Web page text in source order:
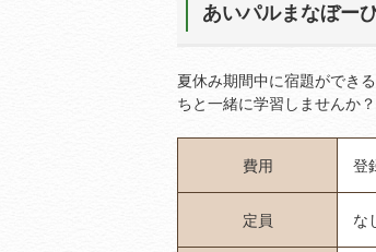
あいパルまなぼー
夏休み期間中に宿題ができ
ちと一緒に学習しませんか？
費用 登
定員 な